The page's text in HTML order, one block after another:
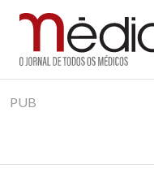
to
Jornal Médico
Médico – O Jornal de
realmente contam! Tudo
PUB